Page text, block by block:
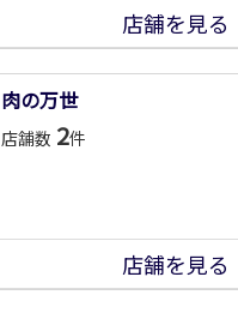
店舗を見る
肉の万世
店舗数 2件
店舗を見る